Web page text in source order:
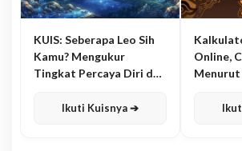
KUIS: Seberapa Leo Sih
Kamu? Mengukur
Tingkat Percaya Diri dan
Ikuti Kuisnya ➔
Online,
Menurut